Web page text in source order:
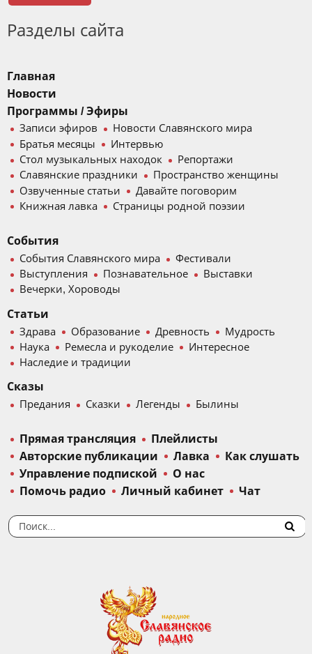
Разделы сайта
Главная
Новости
Программы / Эфиры
Записи эфиров
Новости Славянского мира
Братья месяцы
Интервью
Стол музыкальных находок
Репортажи
Славянские праздники
Пространство женщины
Озвученные статьи
Давайте поговорим
Книжная лавка
Страницы родной поэзии
События
События Славянского мира
Фестивали
Выступления
Познавательное
Выставки
Вечерки, Хороводы
Статьи
Здрава Образование Древность
Мудрость
Наука
Ремесла и рукоделие
Интересное
Наследие и традиции
Сказы
Предания Сказки Легенды Былины
Прямая трансляция
Плейлисты
Авторские публикации
Лавка
Как слушать
Управление подпиской
О нас
Помочь радио
Личный кабинет Чат